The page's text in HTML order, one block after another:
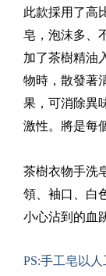
此款採用了高
皂，泡沫多、
加了茶樹精油
物時，散發著
果，可消除異
激性。將是每
茶樹衣物手洗
領、袖口、白
小心沾到的血
PS:手工皂以人